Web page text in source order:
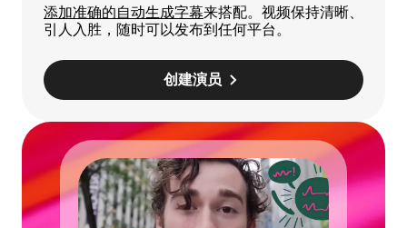
添加准确的自动生成字幕来搭配。视频保持清晰、
引人入胜，随时可以发布到任何平台。
创建演员